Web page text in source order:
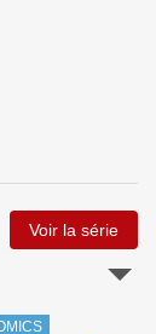
Voir la série